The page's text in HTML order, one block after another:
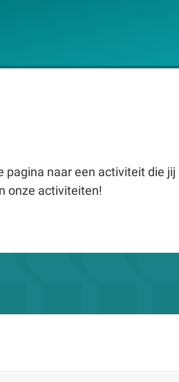
pagina naar een activiteit die
onze activiteiten!